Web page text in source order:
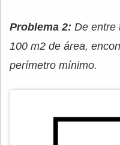
Problema 2: De entre
100 m2 de área,
perímetro mínimo.